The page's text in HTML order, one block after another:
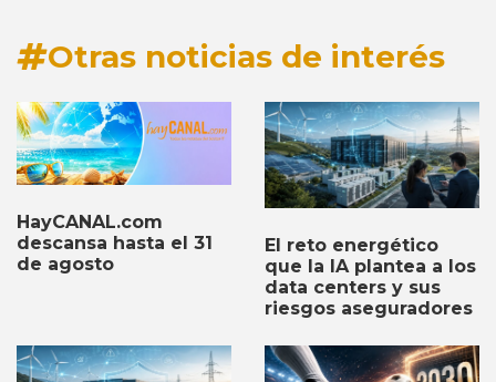
Otras noticias de interés
HayCANAL.com
descansa hasta el 31
de agosto
El reto energético
que la IA plantea a los
data centers y sus
riesgos aseguradores